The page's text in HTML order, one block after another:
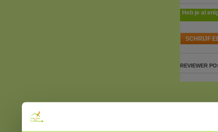
Heb je al
SCHRIJF
REVIEWER